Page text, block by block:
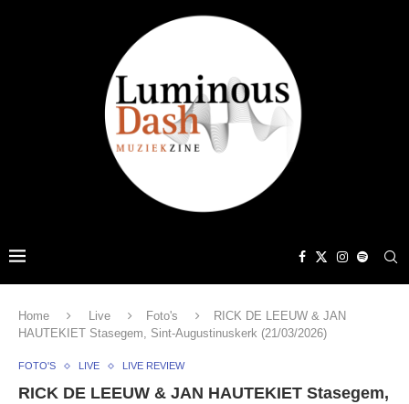
Home Live Foto's
RICK DE LEEUW & JAN
HAUTEKIET Stasegem, Sint-Augustinuskerk (21/03/2026)
FOTO'S LIVE LIVE REVIEW
RICK DE LEEUW & JAN HAUTEKIET Stasegem,